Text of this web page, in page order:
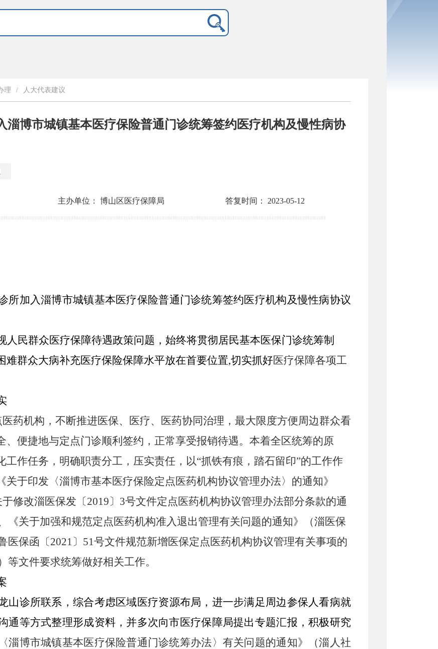
理 / 人大代表建议
淄博市城镇基本医疗保险普通门诊统筹签约医疗机构及慢性病协
主办单位： 博山区医疗保障局 答复时间： 2023-05-12
所加入淄博市城镇基本医疗保险普通门诊统筹签约医疗机构及慢性病协议
人民群众医疗保障待遇政策问题，始终将贯彻居民基本医保门诊统筹制
难群众大病补充医疗保险保障水平放在首要位置,切实抓好医疗保障各项工
医药机构，不断推进医保、医疗、医药协同治理，最大限度方便周边群众看
、便捷地与定点门诊顺利签约，正常享受报销待遇。本着全区统筹的原
工作任务，明确职责分工，压实责任，以“抓铁有痕，踏石留印”的工作作
《关于印发〈淄博市基本医疗保险定点医药机构协议管理办法〉的通知》
修改淄医保发〔2019〕3号文件定点医药机构协议管理办法部分条款的通
《关于加强和规范定点医药机构准入退出管理有关问题的通知》（淄医保
医保函〔2021〕51号文件规范新增医保定点医药机构协议管理有关事项的
等文件要求统筹做好相关工作。
山诊所联系，综合考虑区域医疗资源布局，进一步满足周边参保人看病就
通等方式整理形成资料，并多次向市医疗保障局提出专题汇报，积极研究
淄博市城镇基本医疗保险普通门诊统筹办法〉 有关问题的通知》（淄人社